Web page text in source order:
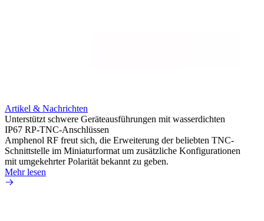
Artikel & Nachrichten
Unterstützt schwere Geräteausführungen mit wasserdichten
IP67 RP-TNC-Anschlüssen
Amphenol RF freut sich, die Erweiterung der beliebten TNC-
Schnittstelle im Miniaturformat um zusätzliche Konfigurationen
mit umgekehrter Polarität bekannt zu geben.
Mehr lesen